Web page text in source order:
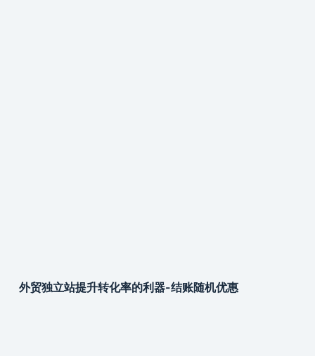
外贸独立站提升转化率的利器-结账随机优惠